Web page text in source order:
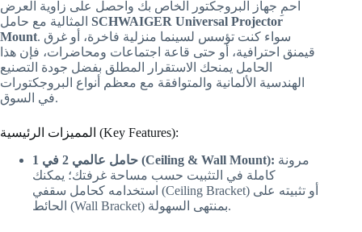
احمِ جهاز البروجكتور الخاص بك واحصل على زاوية العرض
SCHWAIGER Universal Projector
Mount. سواء كنت تؤسس لسينما منزلية فاخرة، أو غرق
قيمنق احترافية، أو حتى قاعة اجتماعات ومحاضرات، فإن هذا
الحامل يمنحك الاستقرار المطلق بفضل جودة التصنيع
الهندسية الألمانية والمتوافقة مع معظم أنواع البروجكتورات
في السوق.
المميزات الرئيسية (Key Features):
حامل عالمي 2 في 1 (Ceiling & Wall Mount):
كاملة في التثبيت حسب مساحة غرفتك؛ يمكنك
استخدامه كحامل سقفي (Ceiling Bracket) أو تثبيته على
الحائط (Wall Bracket) بمنتهى السهولة.